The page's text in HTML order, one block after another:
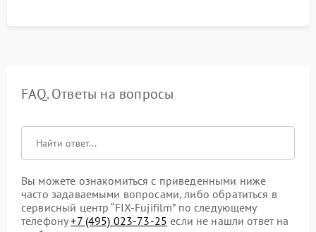
FAQ. Ответы на вопросы
Вы можете ознакомиться с приведенными ниже
часто задаваемыми вопросами, либо обратиться в
сервисный центр “FIX-Fujifilm” по следующему
телефону+7 (495) 023-73-25 если не нашли ответ на